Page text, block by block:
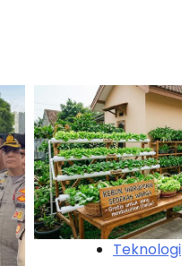
Teknologi